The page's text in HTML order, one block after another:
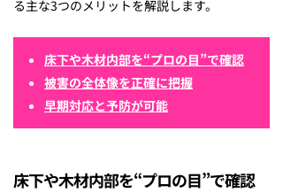
る主な3つのメリットを解説します。
床下や木材内部を“プロの目”で確認
被害の全体像を正確に把握
早期対応と予防が可能
床下や木材内部を“プロの目”で確認